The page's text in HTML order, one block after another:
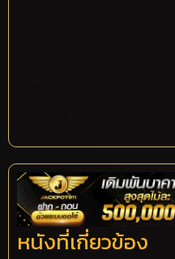
หนังที่เกี่ยวข้อง